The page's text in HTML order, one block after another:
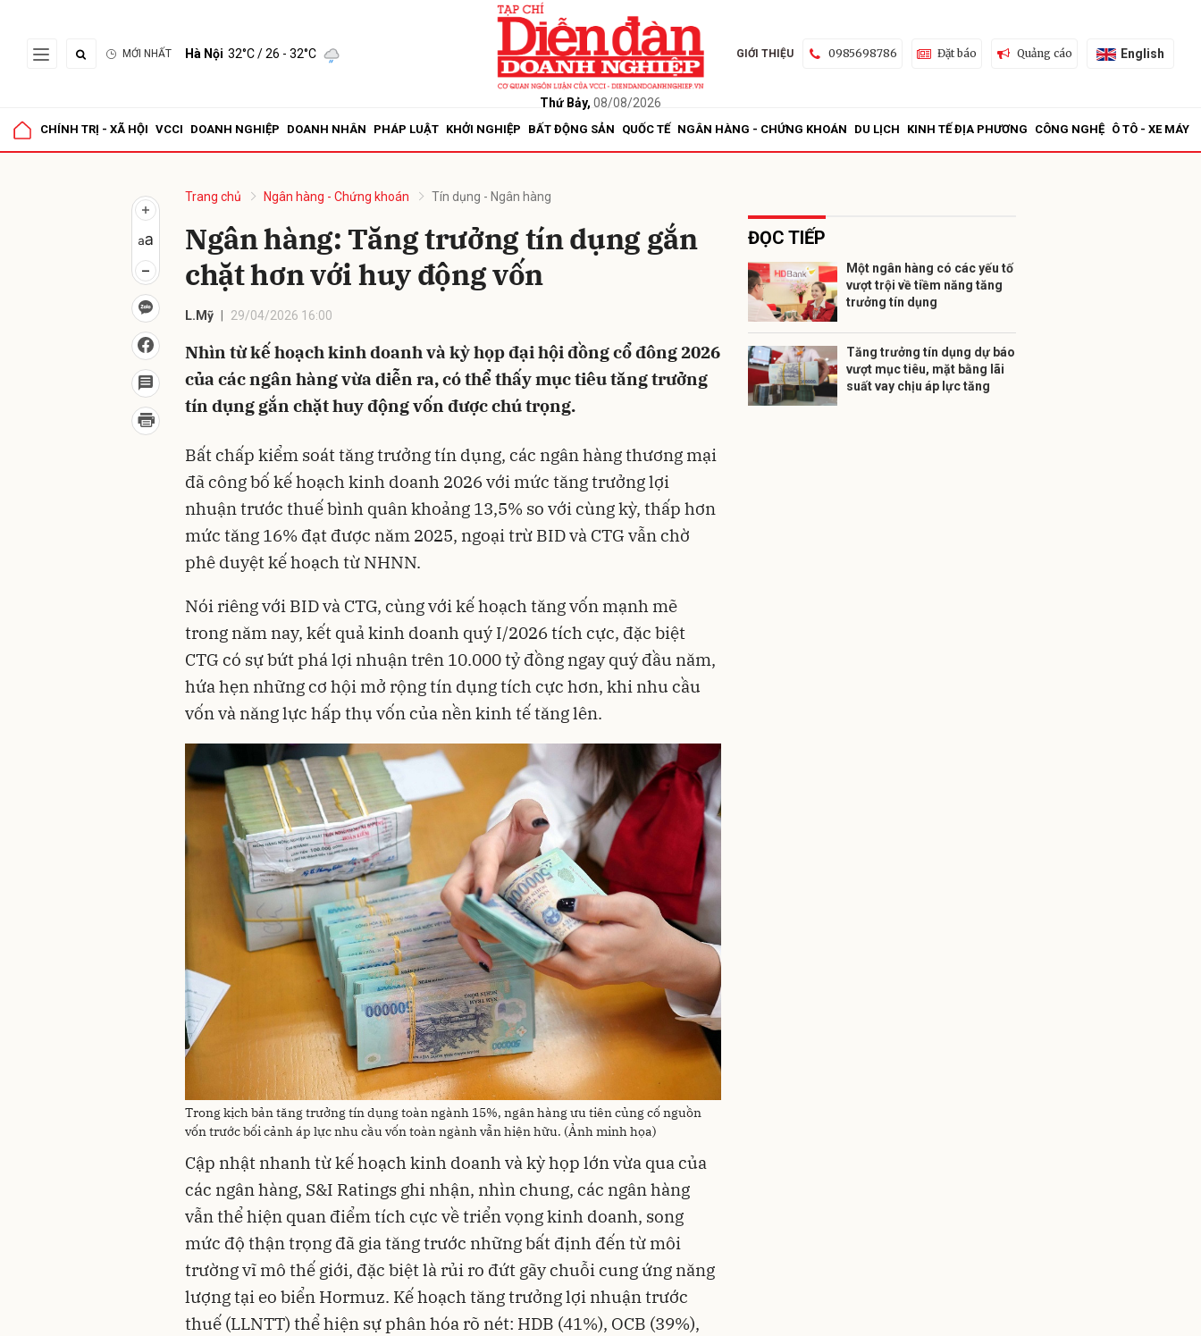
MỚI NHẤT Hà Nội 32°C/ 26 - 32°C
Thứ Bảy, 08/08/2026
GIỚI THIỆU 0985698786 Đặt báo Quảng cáo English
CHÍNH TRỊ - XÃ HỘI VCCI DOANH NGHIỆP DOANH NHÂN PHÁP LUẬT KHỞI NGHIỆP BẤT ĐỘNG SẢN QUỐC TẾ NGÂN HÀNG - CHỨNG KHOÁN DU LỊCH KINH TẾ ĐỊA PHƯƠNG CÔNG NGHỆ Ô TÔ - XE MÁY
Trang chủ Ngân hàng - Chứng khoán Tín dụng - Ngân hàng
Ngân hàng: Tăng trưởng tín dụng gắn
chặt hơn với huy động vốn
L.Mỹ 29/04/2026 16:00
Nhìn từ kế hoạch kinh doanh và kỳ họp đại hội đồng cổ đông 2026
của các ngân hàng vừa diễn ra, có thể thấy mục tiêu tăng trưởng
tín dụng gắn chặt huy động vốn được chú trọng.
Bất chấp kiểm soát tăng trưởng tín dụng, các ngân hàng thương mại
đã công bố kế hoạch kinh doanh 2026 với mức tăng trưởng lợi
nhuận trước thuế bình quân khoảng 13,5% so với cùng kỳ, thấp hơn
mức tăng 16% đạt được năm 2025, ngoại trừ BID và CTG vẫn chờ
phê duyệt kế hoạch từ NHNN.
Nói riêng với BID và CTG, cùng với kế hoạch tăng vốn mạnh mẽ
trong năm nay, kết quả kinh doanh quý I/2026 tích cực, đặc biệt
CTG có sự bứt phá lợi nhuận trên 10.000 tỷ đồng ngay quý đầu năm,
hứa hẹn những cơ hội mở rộng tín dụng tích cực hơn, khi nhu cầu
vốn và năng lực hấp thụ vốn của nền kinh tế tăng lên.
Trong kịch bản tăng trưởng tín dụng toàn ngành 15%, ngân hàng ưu tiên củng cố nguồn
vốn trước bối cảnh áp lực nhu cầu vốn toàn ngành vẫn hiện hữu. (Ảnh minh họa)
Cập nhật nhanh từ kế hoạch kinh doanh và kỳ họp lớn vừa qua của
các ngân hàng, S&I Ratings ghi nhận, nhìn chung, các ngân hàng
vẫn thể hiện quan điểm tích cực về triển vọng kinh doanh, song
mức độ thận trọng đã gia tăng trước những bất định đến từ môi
trường vĩ mô thế giới, đặc biệt là rủi ro đứt gãy chuỗi cung ứng năng
lượng tại eo biển Hormuz. Kế hoạch tăng trưởng lợi nhuận trước
thuế (LLNTT) thể hiện sự phân hóa rõ nét: HDB (41%), OCB (39%),
ĐỌC TIẾP
Một ngân hàng có các yếu tố
vượt trội về tiềm năng tăng
trưởng tín dụng
Tăng trưởng tín dụng dự báo
vượt mục tiêu, mặt bằng lãi
suất vay chịu áp lực tăng
Gửi